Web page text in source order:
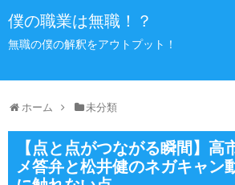
僕の職業は無職！？
無職の僕の解釈をアウトプット！
ホーム 未分類
【点と点がつながる瞬間】高
メ答弁と松井健のネガキャン